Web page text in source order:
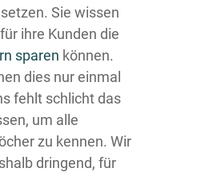
Sie wissen
ihre Kunden die
sparen können.
dies nur einmal
fehlt schlicht das
um alle
zu kennen. Wir
dringend, für